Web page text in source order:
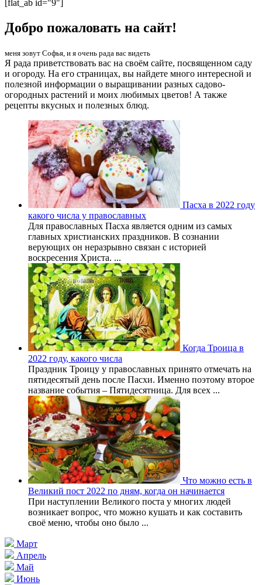
[flat_ab id="9"]
Добро пожаловать на сайт!
меня зовут Софья, и я очень рада вас видеть
Я рада приветствовать вас на своём сайте, посвященном саду
и огороду. На его страницах, вы найдете много интересной и
полезной информации о выращивании разных садово-
огородных растений и моих любимых цветов! А также
рецепты вкусных и полезных блюд.
Пасха в 2022 году
какого числа у православных
Для православных Пасха является одним из самых
главных христианских праздников. В сознании
верующих он неразрывно связан с историей
воскресения Христа. ...
Когда Троица в
2022 году, какого числа
Праздник Троицу у православных принято отмечать на
пятидесятый день после Пасхи. Именно поэтому второе
название события – Пятидесятница. Для всех ...
Что можно есть в
Великий пост 2022 по дням, когда он начинается
При наступлении Великого поста у многих людей
возникает вопрос, что можно кушать и как составить
своё меню, чтобы оно было ...
Март
Апрель
Май
Июнь